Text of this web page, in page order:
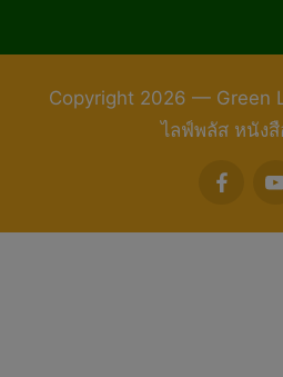
Copyright 2026 — Green
ไลฟ์พลัส หนัง